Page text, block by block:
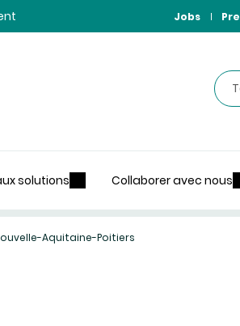
Jobs
solutions Collaborer avec nous
Aquitaine-Poitiers